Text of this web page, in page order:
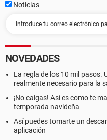
Noticias
NOVEDADES
La regla de los 10 mil pasos.
realmente necesario para la
¡No caigas! Así es como te
temporada navideña
Así puedes tomarte un
aplicación